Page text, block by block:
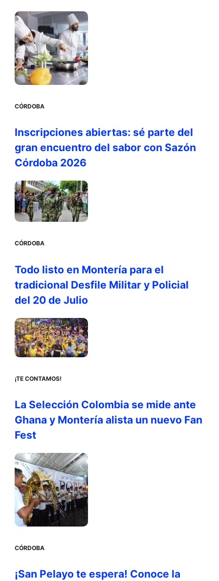
CÓRDOBA
Inscripciones abiertas: sé parte del
gran encuentro del sabor con Sazón
Córdoba 2026
CÓRDOBA
Todo listo en Montería para el
tradicional Desfile Militar y Policial
del 20 de Julio
¡TE CONTAMOS!
La Selección Colombia se mide ante
Ghana y Montería alista un nuevo Fan
Fest
CÓRDOBA
¡San Pelayo te espera! Conoce la